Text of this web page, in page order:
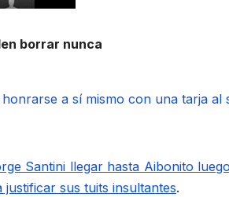
borrar nunca
a sí mismo con una tarja al
Santini llegar hasta Aibonito
sus tuits insultantes.